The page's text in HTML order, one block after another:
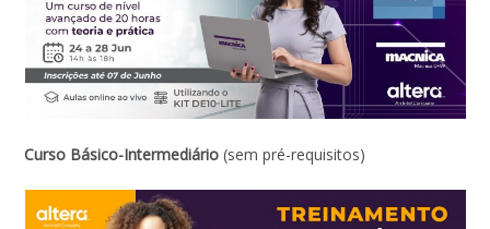
Curso Básico-Intermediário (sem pré-requisitos)